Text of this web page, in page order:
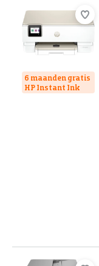
6 maanden gratis
HP Instant Ink
Beoordeling is 8,3 van